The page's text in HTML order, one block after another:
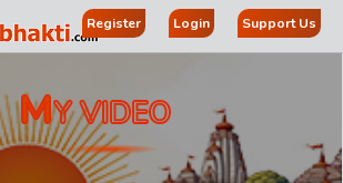
Register Login Support Us
MY VIDEO